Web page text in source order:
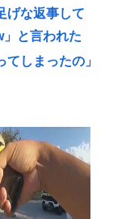
げな返事して
と言われた
てしまったの」
「艦隊戦も派
プのメス犬さ